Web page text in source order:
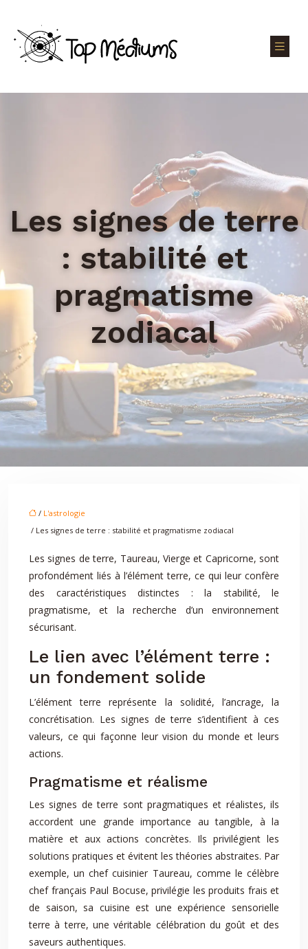
Les signes de terre
: stabilité et
pragmatisme
zodiacal
/ L'astrologie
/ Les signes de terre : stabilité et pragmatisme zodiacal
Les signes de terre, Taureau, Vierge et Capricorne, sont
profondément liés à l’élément terre, ce qui leur confère
des caractéristiques distinctes : la stabilité, le
pragmatisme, et la recherche d’un environnement
sécurisant.
Le lien avec l’élément terre :
un fondement solide
L’élément terre représente la solidité, l’ancrage, la
concrétisation. Les signes de terre s’identifient à ces
valeurs, ce qui façonne leur vision du monde et leurs
actions.
Pragmatisme et réalisme
Les signes de terre sont pragmatiques et réalistes, ils
accordent une grande importance au tangible, à la
matière et aux actions concrètes. Ils privilégient les
solutions pratiques et évitent les théories abstraites. Par
exemple, un chef cuisinier Taureau, comme le célèbre
chef français Paul Bocuse, privilégie les produits frais et
de saison, sa cuisine est une expérience sensorielle
terre à terre, une véritable célébration du goût et des
saveurs authentiques.